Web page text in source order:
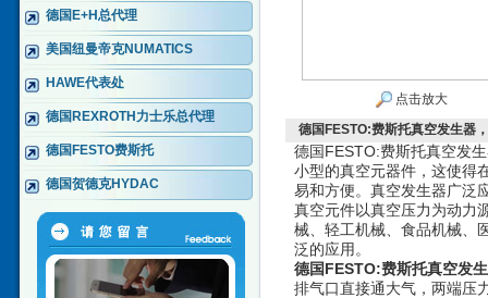
德国E+H总代理
美国纽曼帝克NUMATICS
HAWE代表处
德国REXROTH力士乐总代理
德国FESTO费斯托
德国贺德克HYDAC
点击放大
德国FESTO:费斯托真空发生器
德国FESTO:费斯托真空发
小型的真空元器件，这使得
易和方便。真空发生器广泛
真空元件以真空压力为动力
械、轻工机械、食品机械、
泛的应用。
德国FESTO:费斯托真空发
排气口直接通大气，两端压